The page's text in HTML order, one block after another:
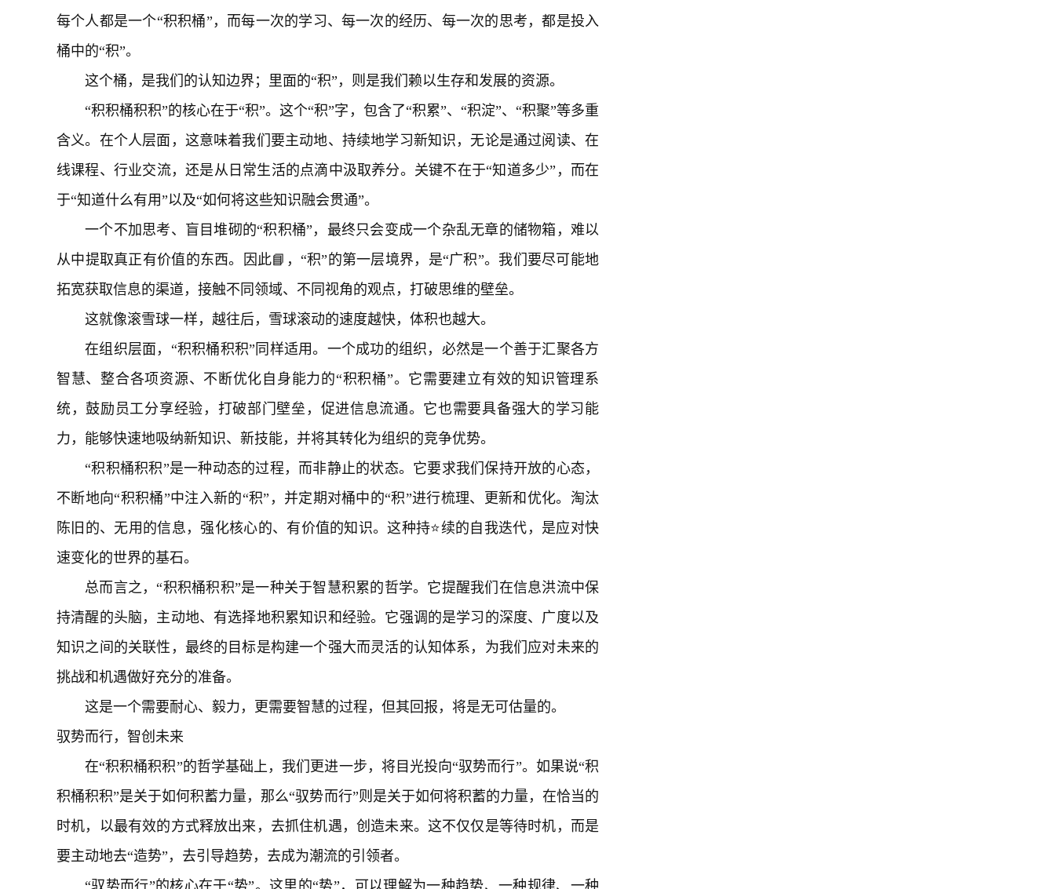
每个人都是一个“积积桶”，而每一次的学习、每一次的经历、每一次的思考，都是投入
桶中的“积”。
这个桶，是我们的认知边界；里面的“积”，则是我们赖以生存和发展的资源。
“积积桶积积”的核心在于“积”。这个“积”字，包含了“积累”、“积淀”、“积聚”等多重
含义。在个人层面，这意味着我们要主动地、持续地学习新知识，无论是通过阅读、在
线课程、行业交流，还是从日常生活的点滴中汲取养分。关键不在于“知道多少”，而在
于“知道什么有用”以及“如何将这些知识融会贯通”。
一个不加思考、盲目堆砌的“积积桶”，最终只会变成一个杂乱无章的储物箱，难以
从中提取真正有价值的东西。因此📘，“积”的第一层境界，是“广积”。我们要尽可能地
拓宽获取信息的渠道，接触不同领域、不同视角的观点，打破思维的壁垒。
这就像滚雪球一样，越往后，雪球滚动的速度越快，体积也越大。
在组织层面，“积积桶积积”同样适用。一个成功的组织，必然是一个善于汇聚各方
智慧、整合各项资源、不断优化自身能力的“积积桶”。它需要建立有效的知识管理系
统，鼓励员工分享经验，打破部门壁垒，促进信息流通。它也需要具备强大的学习能
力，能够快速地吸纳新知识、新技能，并将其转化为组织的竞争优势。
“积积桶积积”是一种动态的过程，而非静止的状态。它要求我们保持开放的心态，
不断地向“积积桶”中注入新的“积”，并定期对桶中的“积”进行梳理、更新和优化。淘汰
陈旧的、无用的信息，强化核心的、有价值的知识。这种持⭐续的自我迭代，是应对快
速变化的世界的基石。
总而言之，“积积桶积积”是一种关于智慧积累的哲学。它提醒我们在信息洪流中保
持清醒的头脑，主动地、有选择地积累知识和经验。它强调的是学习的深度、广度以及
知识之间的关联性，最终的目标是构建一个强大而灵活的认知体系，为我们应对未来的
挑战和机遇做好充分的准备。
这是一个需要耐心、毅力，更需要智慧的过程，但其回报，将是无可估量的。
驭势而行，智创未来
在“积积桶积积”的哲学基础上，我们更进一步，将目光投向“驭势而行”。如果说“积
积桶积积”是关于如何积蓄力量，那么“驭势而行”则是关于如何将积蓄的力量，在恰当的
时机，以最有效的方式释放出来，去抓住机遇，创造未来。这不仅仅是等待时机，而是
要主动地去“造势”，去引导趋势，去成为潮流的引领者。
“驭势而行”的核心在于“势”。这里的“势”，可以理解为一种趋势、一种规律、一种